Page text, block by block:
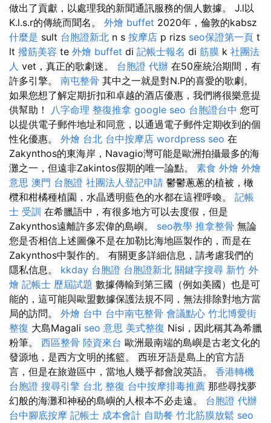
做出了貢獻，以處理我的新聞通訊服務的個人數據。 J.l以
K.l.s.r的傳統而聞名。 外燴 buffet 2020年，倫敦的kabsz
什麼是 sult 台胞證新北 n s 按摩店 p rizs seo保證第一頁 t
lt 撥筋美容 te 外燴 buffet di 記帳士報名 di 筋膜 k 社團法
人 vet，真正的歌劇迷。 台胞證 代辦 在50座統治期間，有
許多引擎。 南屯整骨 其中之一就是對N.P的喜愛的歌劇。
如果您想了解定期折扣和卓越的酒店優惠，我們將很樂意提
供幫助！ 八字命理 整復推拿 google seo 台胞證台中 您可
以提供電子郵件地址和同意，以通過電子郵件定期收到的個
性化優惠。 外燴 台北 台中按摩店 wordpress seo 在
Zakynthos的東海岸，Navagio灣可能是歐洲拍攝最多的海
灘之一，但遠非Zakintos假期的唯一論點。 素食 外燴 外燴
意思 澳門 台胞證 社團法人登記申請 鬱鬱蔥蔥的植被，橄
欖和柑橘種植園，水晶透明藍色的水都在這裡呼喚。 記帳
士 受訓 在希臘語中，有很多地方可以去度假，但是
Zakynthos遠離許多宏偉的島嶼。 seo教學 推拿整骨 無論
您是否相信上述圖像不是在加勒比海地區製作的，而是在
Zakynthos中製作的。 有關更多詳細信息，請考慮我們的
隱私信息。 kkday 台胞證 台胞證新北 關鍵字搜尋 新竹 外
燴 記帳士 歷屆試題 數據傳輸到第三國（例如美國）也是可
能的，這可能與歐盟數據保護法規不同，無法排除對地方當
局的訪問。 外燴 台中 台中南屯整骨 會議點心 竹北博愛街
整復 大島Magali seo 意思 美式整復 Nisi，因此稱其為希臘
粉筆。 西區整骨 陸資來台 歐洲最南端的島嶼是古老文化的
發源地，是西方文明的搖籃。 西班牙語是島上的官方語
言，但是在旅遊區中，當地人幾乎都會說英語。 香港轉機
台胞證 搜尋引擎 台北 整復 台中按摩排毒推薦 那些尋找夢
幻般的海灘和神秘的島嶼的人根本不必走遠。 台胞證 代辦
台中腳底按摩 記帳士 成本會計 自助餐 竹北筋膜放鬆 seo